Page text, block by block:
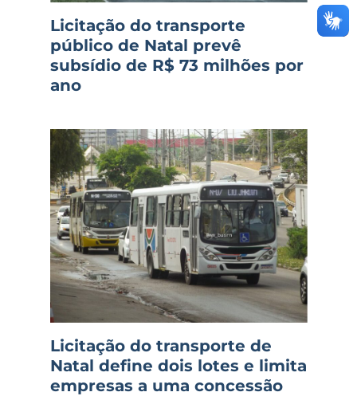
Licitação do transporte
público de Natal prevê
subsídio de R$ 73 milhões por
ano
Licitação do transporte de
Natal define dois lotes e limita
empresas a uma concessão